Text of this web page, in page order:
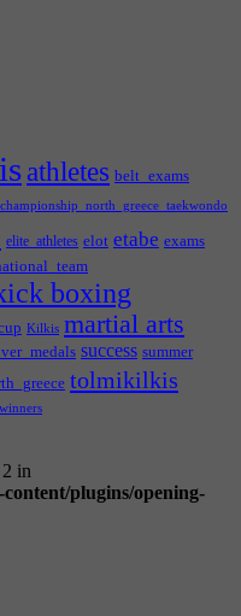
athletes belt_exams
championship_north_greece_taekwondo
elite_athletes elot etabe exams
boxing
Kilkis martial arts
success summer
tolmikilkis
winners
in
plugins/opening-